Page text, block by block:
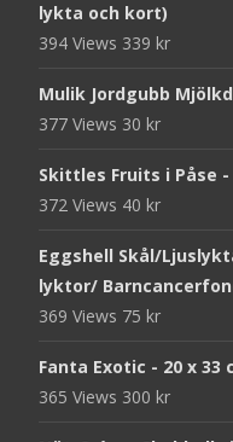
lykta och kort)
394 Views 339 kr
Mulik Jordgubb
377 Views 30 kr
Skittles Fruits i Påse -
372 Views 40 kr
Eggshell Skål/
lyktor/
369 Views 75 kr
Fanta Exotic - 20 x 33
365 Views 300 kr